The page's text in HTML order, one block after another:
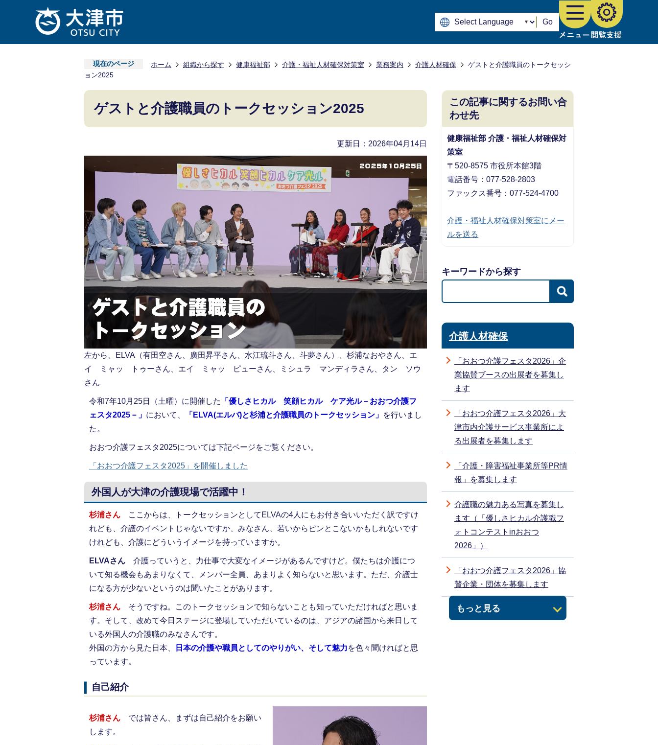
Go
現在のページ ホーム 組織から探す 健康福祉部 介護・福祉人材確保対策室 業務案内 介護人材確保
ゲストと介護職員のトークセッシ
ョン2025
ゲストと介護職員のトークセッション2025
更新日：2026年04月14日
左から、ELVA（有田空さん、廣田昇平さん、水江琉斗さん、斗夢さん）、杉浦なおやさん、エ
イ ミャッ トゥーさん、エイ ミャッ ピューさん、ミシュラ マンディラさん、タン ソウ
さん
令和7年10月25日（土曜）に開催した
「優しさヒカル 笑顔ヒカル ケア光ル－おおつ介護フ
ェスタ2025－」 において、 「ELVA(エルバ)と杉浦と介護職員のトークセッション」 を行いまし
た。
おおつ介護フェスタ2025については下記ページをご覧ください。
「おおつ介護フェスタ2025」を開催しました
外国人が大津の介護現場で活躍中！
杉浦さん
ここからは、トークセッションとしてELVAの4人にもお付き合いいただく訳ですけ
れども、介護のイベントじゃないですか、みなさん、若いからピンとこないかもしれないです
けれども、介護にどういうイメージを持っていますか。
ELVAさん 介護っていうと、力仕事で大変なイメージがあるんですけど。僕たちは介護につ
いて知る機会もあまりなくて、メンバー全員、あまりよく知らないと思います。ただ、介護士
になる方が少ないというのは聞いたことがあります。
杉浦さん そうですね。このトークセッションで知らないことも知っていただければと思いま
す。そして、改めて今日ステージに登場していただいているのは、アジアの諸国から来日して
いる外国人の介護職のみなさんです。
外国の方から見た日本、
日本の介護や職員としてのやりがい、そして魅力を色々聞ければと思
っています。
自己紹介
杉浦さん
では皆さん、まずは自己紹介をお願い
します。
この記事に関するお問い合
わせ先
健康福祉部 介護・福祉人材確保対
策室
〒520-8575 市役所本館3階
電話番号：077-528-2803
ファックス番号：077-524‐4700
介護・福祉人材確保対策室にメー
ルを送る
キーワードから探す
介護人材確保
「おおつ介護フェスタ2026」企
業協賛ブースの出展者を募集し
ます
「おおつ介護フェスタ2026」大
津市内介護サービス事業所によ
る出展者を募集します
「介護・障害福祉事業所等PR情
報」を募集します
もっと見る
介護職の魅力ある写真を募集し
ます（「優しさヒカル介護職フ
ォトコンテストinおおつ
2026」）
「おおつ介護フェスタ2026」協
賛企業・団体を募集します